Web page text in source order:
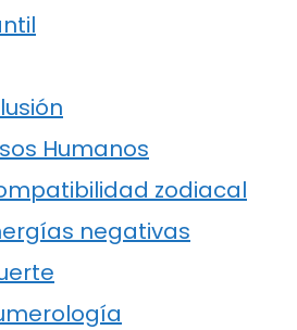
Humanos
zodiacal
negativas